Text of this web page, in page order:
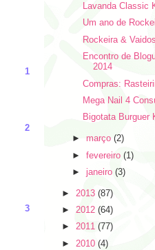
1
2
3
Lavanda Classic
Um ano de
Rockeira &
Encontro de
2014
Compras:
Mega Nail 4
Bigotata Burguer
► março(2)
►fevereiro(1)
► janeiro(3)
► 2013 (87)
► 2012 (64)
► 2011 (77)
► 2010 (4)